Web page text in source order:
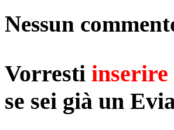
Nessun
Vorresti inserire
se sei già un